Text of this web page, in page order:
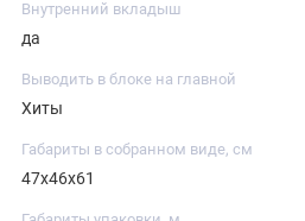
Внутренний вкладыш
да
Выводить в блоке на главной
Хиты
Габариты в собранном виде, см
47x46x61